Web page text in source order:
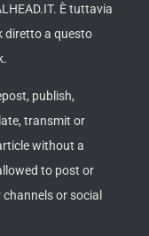
È tuttavia
diretto a questo
publish,
transmit or
without a
to post or
or social